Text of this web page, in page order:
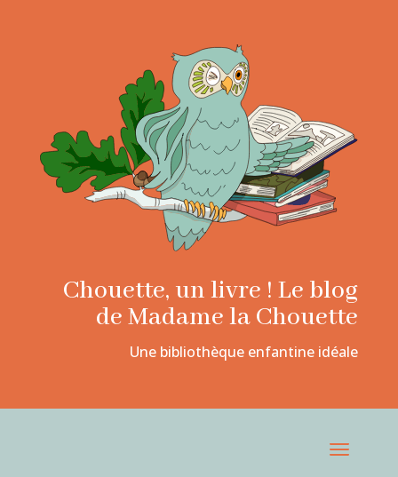
Chouette, un livre ! Le blog
de Madame la Chouette
Une bibliothèque enfantine idéale